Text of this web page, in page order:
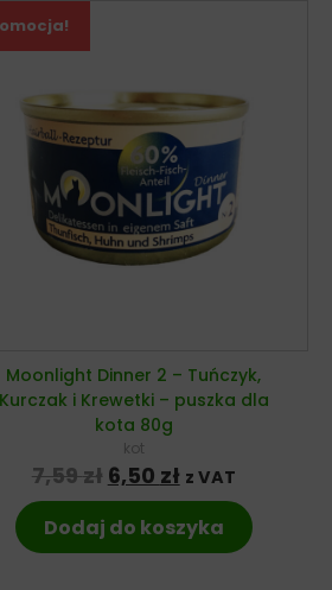
zł.
6,50 zł.
Moonlight Dinner 2 – Tuńczyk,
Kurczak i Krewetki – puszka dla
kota 80g
kot
7,59zł Pierwotna cena
6,50 złAktualna
z VAT
Dodaj do koszyka